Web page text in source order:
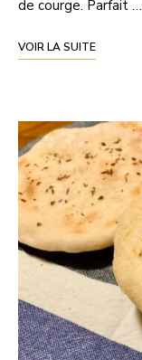
de courge. Parfait …
VOIR LA SUITE